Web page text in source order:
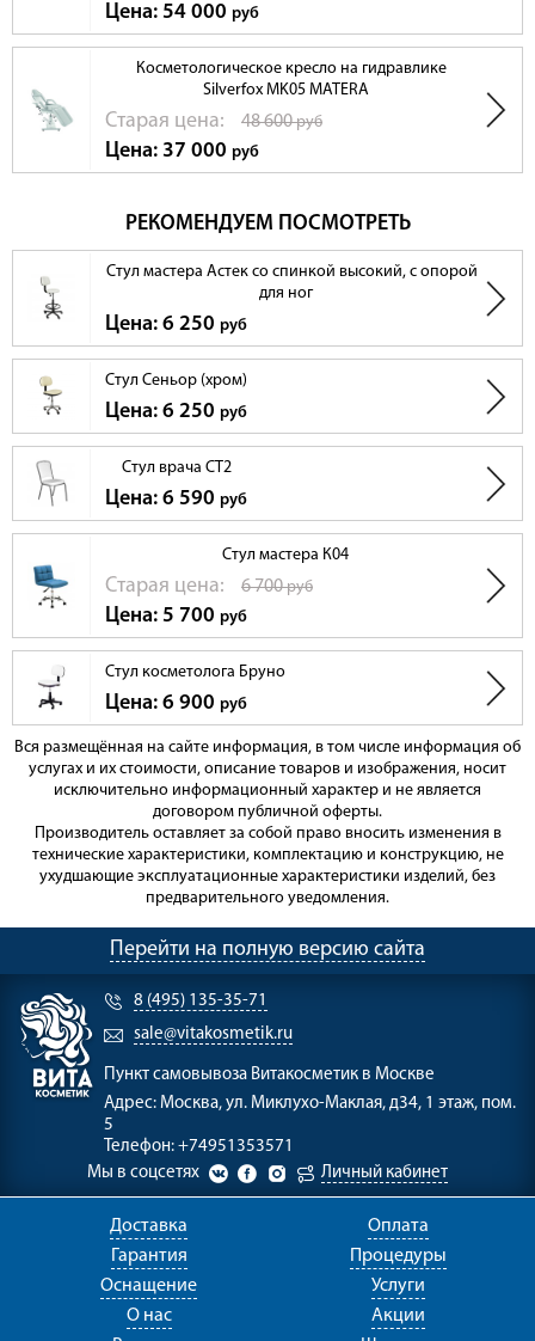
Цена: 54 000 руб
Косметологическое кресло на гидравлике
Silverfox MK05 MATERA
Cтарая цена: 48 600руб
Цена: 37 000 руб
РЕКОМЕНДУЕМ ПОСМОТРЕТЬ
Стул мастера Астек со спинкой высокий, с опорой
для ног
Цена: 6 250 руб
Стул Сеньор (хром)
Цена: 6 250 руб
Стул врача СТ2
Цена: 6 590 руб
Стул мастера К04
Cтарая цена: 6 700руб
Цена: 5 700 руб
Стул косметолога Бруно
Цена: 6 900 руб
Вся размещённая на сайте информация, в том числе информация об
услугах и их стоимости, описание товаров и изображения, носит
исключительно информационный характер и не является
договором публичной оферты.
Производитель оставляет за собой право вносить изменения в
технические характеристики, комплектацию и конструкцию, не
ухудшающие эксплуатационные характеристики изделий, без
предварительного уведомления.
Перейти на полную версию сайта
8 (495) 135-35-71
sale@vitakosmetik.ru
Пункт самовывоза Витакосметик в Москве
Адрес: Москва, ул. Миклухо-Маклая, д34, 1 этаж, пом.
5
Телефон: +74951353571
Мы в соцсетях
Личный кабинет
Доставка
Оплата
Гарантия
Процедуры
Оснащение
Услуги
О нас
Акции